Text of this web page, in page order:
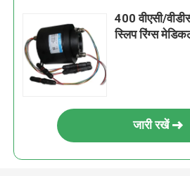
400 वीएसी/
स्लिप रिंग्स
जारी रखें